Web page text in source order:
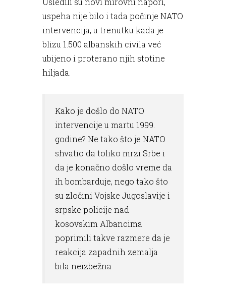
uspeha nije bilo i tada počinje NATO
intervencija, u trenutku kada je
blizu 1.500 albanskih civila već
ubijeno i proterano njih stotine
hiljada.
Kako je došlo do NATO
intervencije u martu 1999.
godine? Ne tako što je NATO
shvatio da toliko mrzi Srbe i
da je konačno došlo vreme da
ih bombarduje, nego tako što
su zločini Vojske Jugoslavije i
srpske policije nad
kosovskim Albancima
poprimili takve razmere da je
reakcija zapadnih zemalja
bila neizbežna